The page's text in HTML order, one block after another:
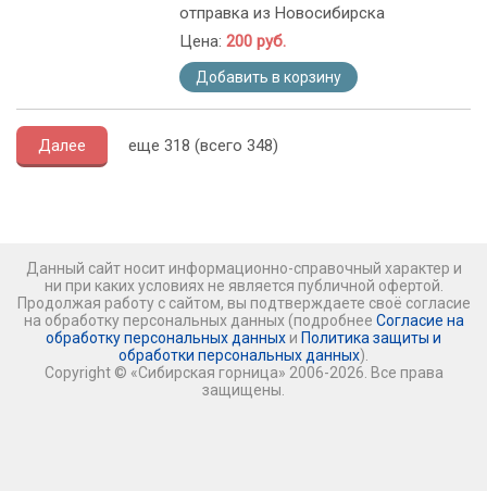
отправка из Новосибирска
Цена: 200 руб.
Добавить в корзину
Далее еще 318 (всего 348)
Данный сайт носит информационно-справочный характер и
ни при каких условиях не является публичной офертой.
Продолжая работу с сайтом, вы подтверждаете своё согласие
на обработку персональных данных (подробнее Согласие на
обработку персональных данных и Политика защиты и
обработки персональных данных).
Copyright © «Сибирская горница» 2006-2026. Все права
защищены.